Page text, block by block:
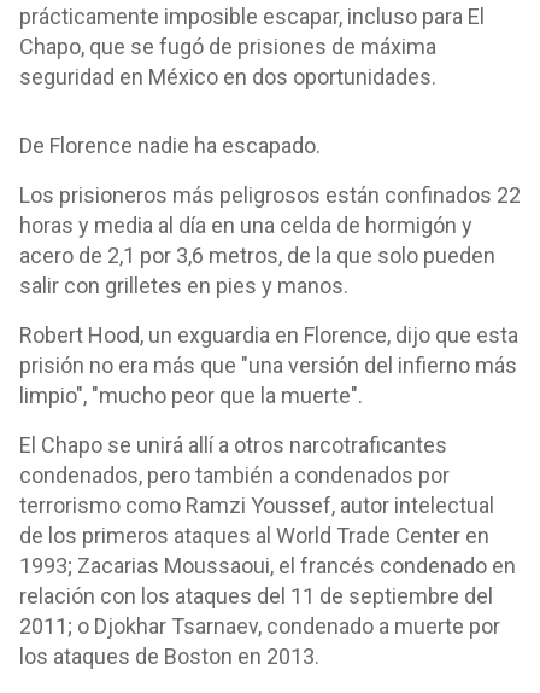
prácticamente imposible escapar, incluso para El
Chapo, que se fugó de prisiones de máxima
seguridad en México en dos oportunidades.
De Florence nadie ha escapado.
Los prisioneros más peligrosos están confinados 22
horas y media al día en una celda de hormigón y
acero de 2,1 por 3,6 metros, de la que solo pueden
salir con grilletes en pies y manos.
Robert Hood, un exguardia en Florence, dijo que esta
prisión no era más que "una versión del infierno más
limpio", "mucho peor que la muerte".
El Chapo se unirá allí a otros narcotraficantes
condenados, pero también a condenados por
terrorismo como Ramzi Youssef, autor intelectual
de los primeros ataques al World Trade Center en
1993; Zacarias Moussaoui, el francés condenado en
relación con los ataques del 11 de septiembre del
2011; o Djokhar Tsarnaev, condenado a muerte por
los ataques de Boston en 2013.